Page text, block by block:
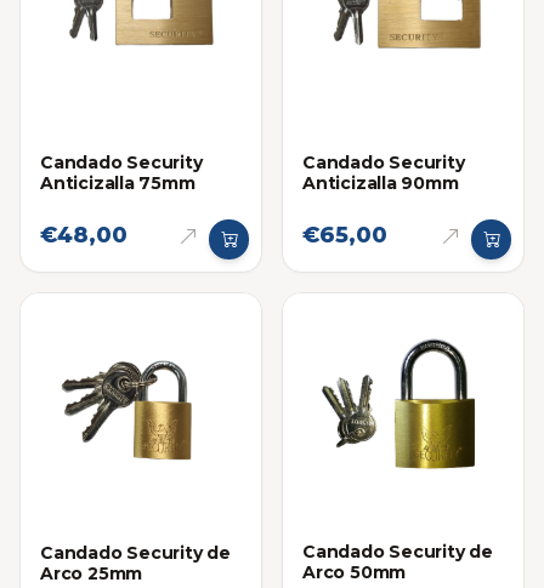
Candado Security
Anticizalla 75mm
€48,00
Candado Security
Anticizalla 90mm
€65,00
Candado Security de
Arco 25mm
Candado Security de
Arco 50mm